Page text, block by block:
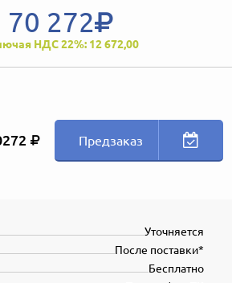
70 272
НДС 22%: 12 672,00
Предзаказ
Уточняется
После поставки*
Бесплатно